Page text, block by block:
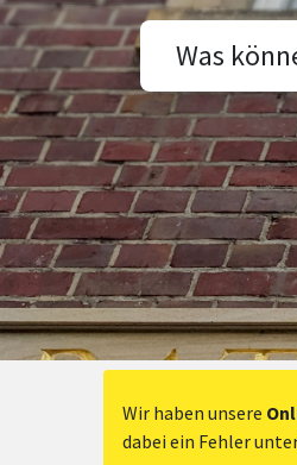
Was
Wir haben unsere
dabei ein Fehler